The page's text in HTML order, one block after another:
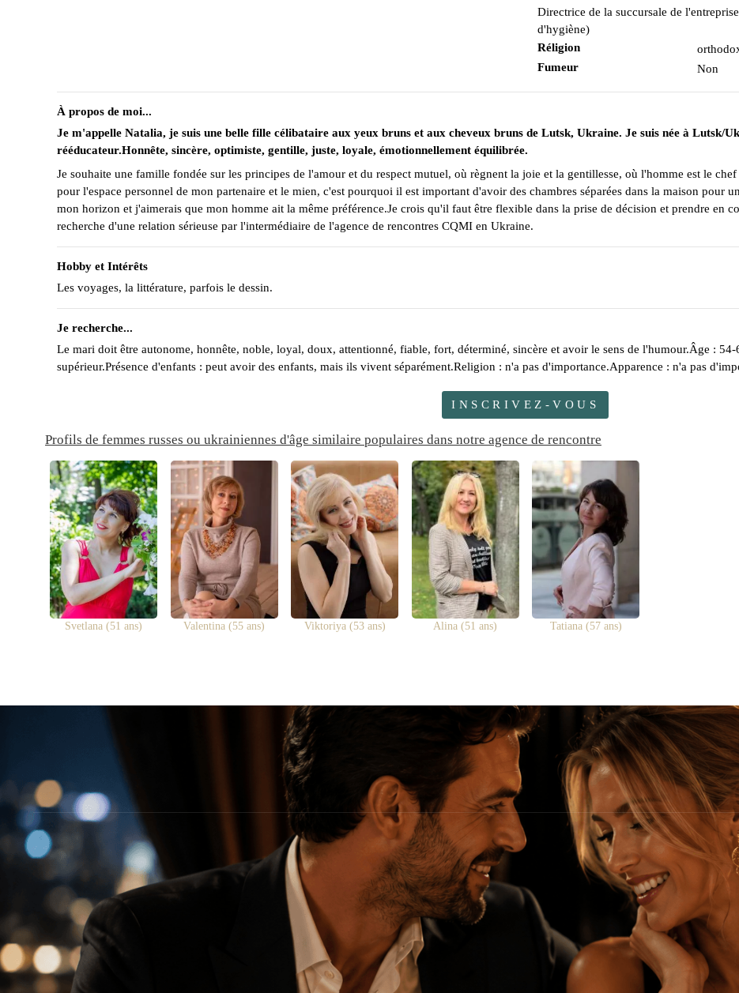
Directrice de la succursale de
d'hygiène)
Réligion
Fumeur
Non
À propos de moi...
Je m'appelle Natalia, je suis une belle fille célibataire aux yeux bruns et aux cheveux bruns de Lutsk, Ukraine. Je suis née à Lutsk/
rééducateur.Honnête, sincère, optimiste, gentille, juste, loyale, émotionnellement équilibrée.
Je souhaite une famille fondée sur les principes de l'amour et du respect mutuel, où règnent la joie et la gentillesse, où l'homme est le
pour l'espace personnel de mon partenaire et le mien, c'est pourquoi il est important d'avoir des chambres séparées dans la maison pour
mon horizon et j'aimerais que mon homme ait la même préférence.Je crois qu'il faut être flexible dans la prise de décision et prendre en
recherche d'une relation sérieuse par l'intermédiaire de l'agence de rencontres CQMI en Ukraine.
Hobby et Intérêts
Les voyages, la littérature, parfois le dessin.
Je recherche...
Le mari doit être autonome, honnête, noble, loyal, doux, attentionné, fiable, fort, déterminé, sincère et avoir le sens de l'humour.Âge :
supérieur.Présence d'enfants : peut avoir des enfants, mais ils vivent séparément.Religion : n'a pas d'importance.Apparence : n'a pas
INSCRIVEZ-VOUS
Profils de femmes russes ou ukrainiennes d'âge similaire populaires dans notre agence de rencontre
Svetlana (51 ans) Valentina (55 ans) Viktoriya (53 ans) Alina (51 ans) Tatiana (57 ans)